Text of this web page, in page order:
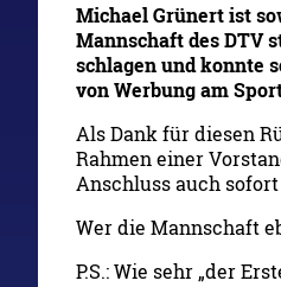
Michael Grünert ist
Mannschaft des DTV
schlagen und konnte
von Werbung am
Als Dank für diesen
Rahmen einer
Anschluss auch
Wer die Mannschaft
P.S.: Wie sehr „der